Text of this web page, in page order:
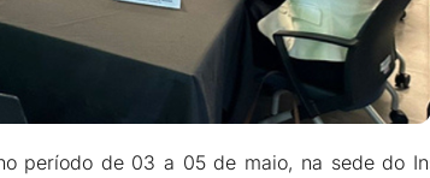
período de 03 a 05 de maio, na sede do